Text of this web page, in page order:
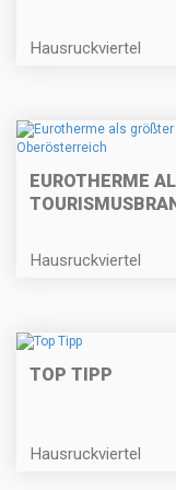
Hausruckviertel
EUROTHERME
Hausruckviertel
TOP TIPP
Hausruckviertel